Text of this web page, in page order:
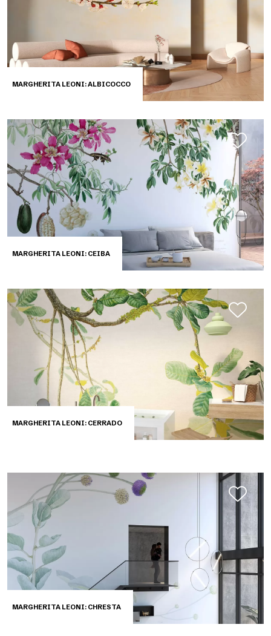
MARGHERITA LEONI: ALBICOCCO
MARGHERITA LEONI: CEIBA
MARGHERITA LEONI: CERRADO
MARGHERITA LEONI: CHRESTA